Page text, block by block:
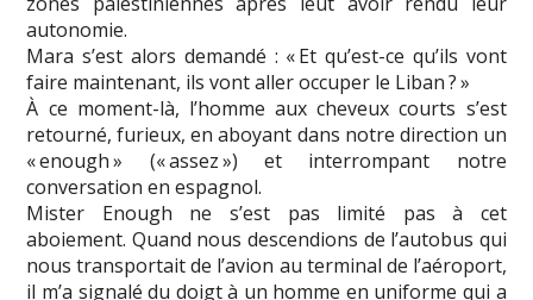
autonomie.
Mara s’est alors demandé : « Et qu’est-ce qu’ils vont
faire maintenant, ils vont aller occuper le Liban ? »
À ce moment-là, l’homme aux cheveux courts s’est
retourné, furieux, en aboyant dans notre direction un
« enough » (« assez ») et interrompant notre
conversation en espagnol.
Mister Enough ne s’est pas limité pas à cet
aboiement. Quand nous descendions de l’autobus qui
nous transportait de l’avion au terminal de l’aéroport,
il m’a signalé du doigt à un homme en uniforme qui a